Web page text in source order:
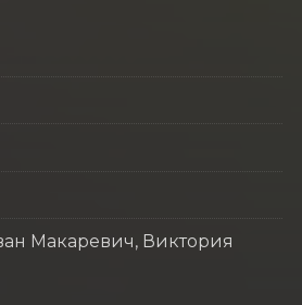
Макаревич, Виктория